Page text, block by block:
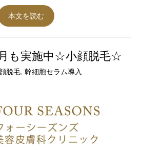
本文を読む
も実施中☆小顔脱毛☆
脱毛, 幹細胞セラム導入